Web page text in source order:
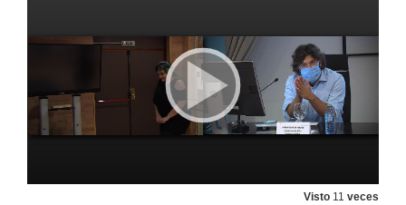
Visto 11 veces